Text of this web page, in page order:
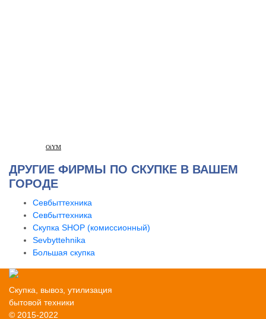
OiYM
ДРУГИЕ ФИРМЫ ПО СКУПКЕ В ВАШЕМ
ГОРОДЕ
Севбыттехника
Севбыттехника
Скупка SHOP (комиссионный)
Sevbyttehnika
Большая скупка
Скупка, вывоз, утилизация
бытовой техники
© 2015-2022